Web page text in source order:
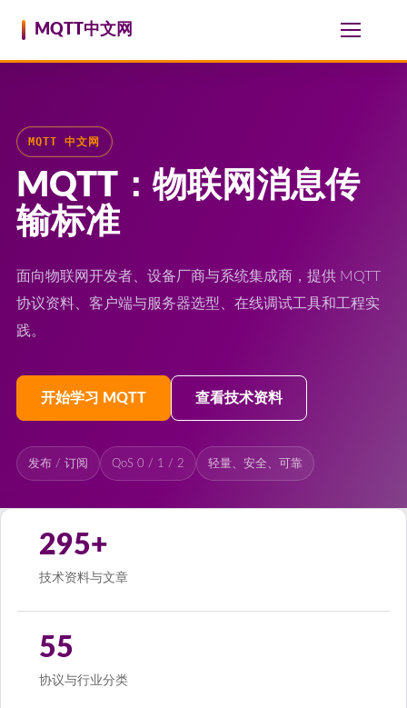
MQTT中文网
MQTT 中文网
MQTT：物联网消息传
输标准
面向物联网开发者、设备厂商与系统集成商，提供 MQTT
协议资料、客户端与服务器选型、在线调试工具和工程实
践。
开始学习 MQTT 查看技术资料
发布 / 订阅 QoS 0 / 1 / 2 轻量、安全、可靠
295+
技术资料与文章
55
协议与行业分类